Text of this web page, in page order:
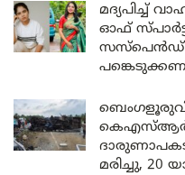
മദ്യപിച്ച്
ഓഫ്
സസ്പെൻഡ്
മരിച്ചു, 20